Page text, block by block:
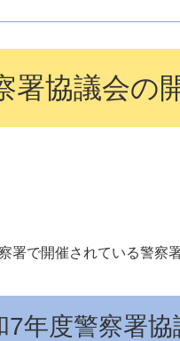
署協議会の
署で開催されている警察
7年度警察署協